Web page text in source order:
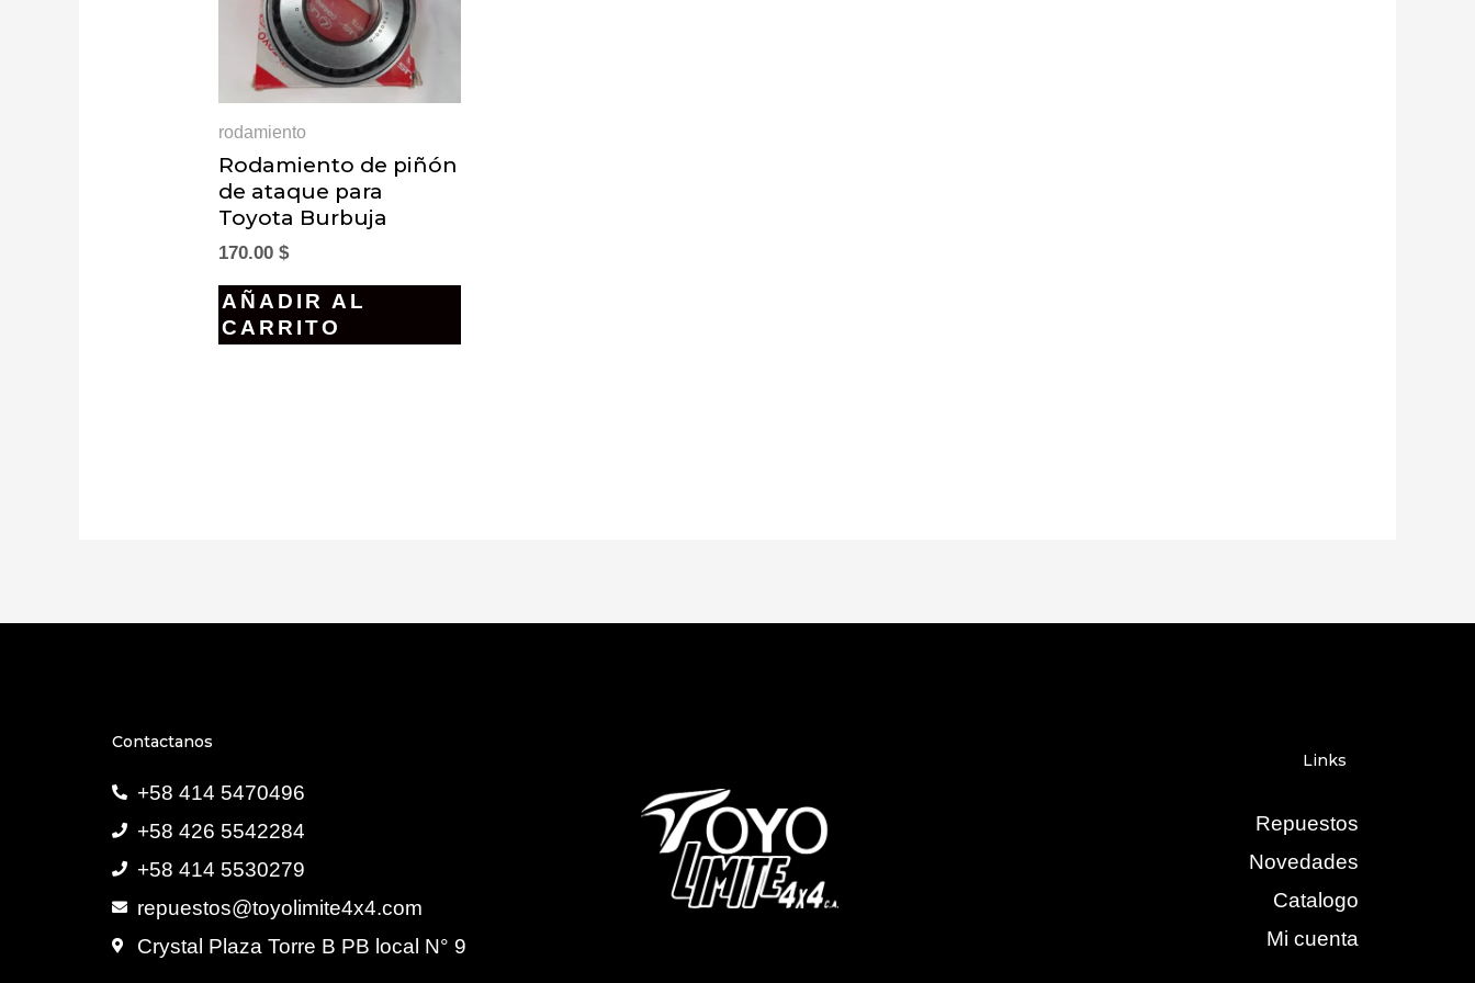
rodamiento
Rodamiento de piñón
de ataque para
Toyota Burbuja
170.00 $
AÑADIR AL
CARRITO
Contactanos
+58 414 5470496
+58 426 5542284
+58 414 5530279
repuestos@toyolimite4x4.com
Crystal Plaza Torre B PB local N° 9
Links
Repuestos
Novedades
Catalogo
Mi cuenta